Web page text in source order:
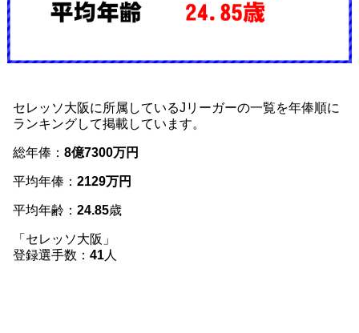
セレッソ大阪に所属しているJリーガーの一覧を年俸順に
ランキングして掲載しています。
総年俸： 8億7300万円
平均年俸： 2129万円
平均年齢： 24.85歳
「セレッソ大阪」
登録選手数： 41人